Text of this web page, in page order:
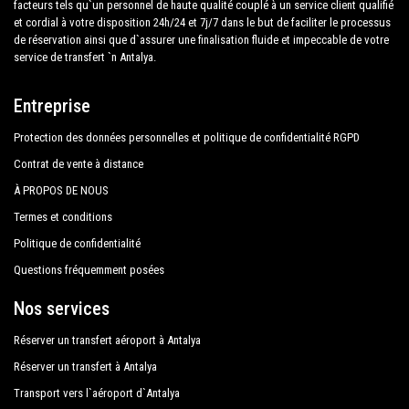
nos conditions économiques. Nos clients sont notre
priorité absolue et profiteront de voitures équipées
tout confort et d'un personnel digne de leur métier.
Notre entreprise a une excellente réputation dans la
ville d'Antalya grâce au professionnalisme des
services offerts et à l'expérience acquise dans le
domaine depuis des années.
Nous offrons un maximum de confort et de soutien
au client pendant ses vacances à Mahmutlar.
Tous nos chauffeurs parlent anglais et offrent à nos
clients la plus grande cordialité et professionnalisme
constants d'aptitude à l'emploi. En respectant ce que
la législation nationale exige régissant le service
public des lignes de transport indépendantes, nous
Kırbıyık Resort Hotel
Klas Hotel Alanya
Utopia World De Luxe Hotel
Konak Seaside Tower
Best Holiday Hotel
Blue Velvet Hotel
facteurs tels qu`un personnel de haute qualité couplé à un service client qualifié
et cordial à votre disposition 24h/24 et 7j/7 dans le but de faciliter le processus
de réservation ainsi que d`assurer une finalisation fluide et impeccable de votre
service de transfert `n Antalya.
Entreprise
Protection des données personnelles et politique de confidentialité RGPD
Contrat de vente à distance
À PROPOS DE NOUS
Termes et conditions
Politique de confidentialité
Questions fréquemment posées
Nos services
Réserver un transfert aéroport à Antalya
Réserver un transfert à Antalya
Transport vers l`aéroport d`Antalya